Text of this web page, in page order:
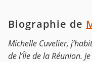
Biographie de
Michelle Cuvelier,
de l’Île de la Réunion.